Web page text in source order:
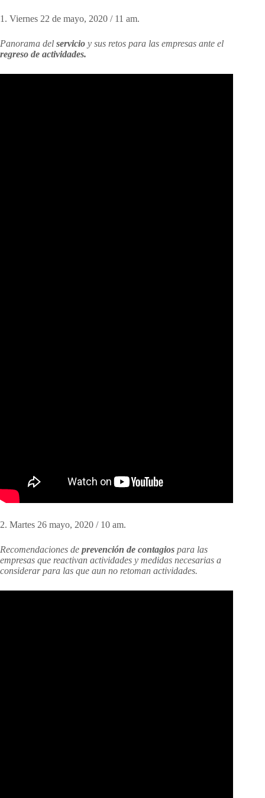
1. Viernes 22 de mayo, 2020 / 11 am.
Panorama del servicio y sus retos para las empresas ante el
regreso de actividades.
2. Martes 26 mayo, 2020 / 10 am.
Recomendaciones de prevención de contagios para las
empresas que reactivan actividades y medidas necesarias a
considerar para las que aun no retoman actividades.